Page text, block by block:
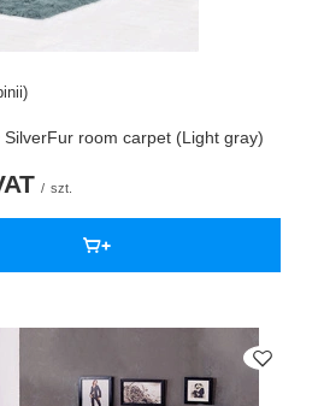
room carpet (Light gray)
/ szt.